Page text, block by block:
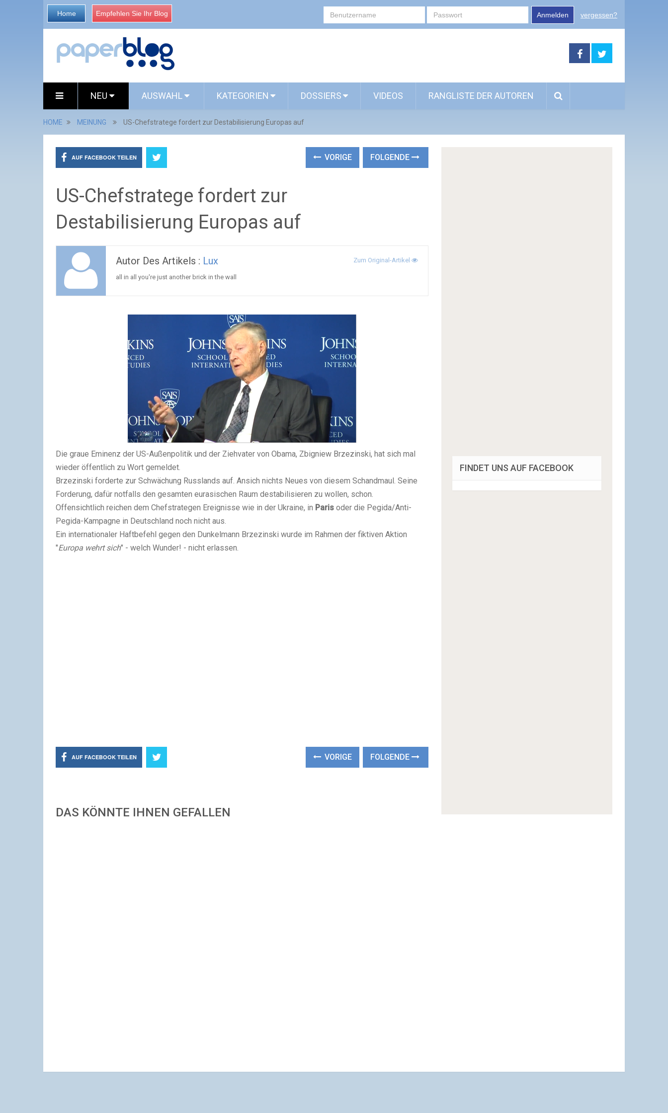
Home Empfehlen Sie Ihr Blog Anmelden vergessen?
NEU AUSWAHL KATEGORIEN DOSSIERS VIDEOS RANGLISTE DER AUTOREN
HOME MEINUNG US-Chefstratege fordert zur Destabilisierung Europas auf
AUF FACEBOOK TEILEN VORIGE FOLGENDE
US-Chefstratege fordert zur
Destabilisierung Europas auf
Autor Des Artikels : Lux Zum Original-Artikel
all in all you're just another brick in the wall
Die graue Eminenz der US-Außenpolitik und der Ziehvater von Obama, Zbigniew Brzezinski, hat sich mal
wieder öffentlich zu Wort gemeldet.
Brzezinski forderte zur Schwächung Russlands auf. Ansich nichts Neues von diesem Schandmaul. Seine
Forderung, dafür notfalls den gesamten eurasischen Raum destabilisieren zu wollen, schon.
Offensichtlich reichen dem Chefstrategen Ereignisse wie in der Ukraine, in Paris oder die Pegida/Anti-
Pegida-Kampagne in Deutschland noch nicht aus.
Ein internationaler Haftbefehl gegen den Dunkelmann Brzezinski wurde im Rahmen der fiktiven Aktion
"Europa wehrt sich" - welch Wunder! - nicht erlassen.
AUF FACEBOOK TEILEN VORIGE FOLGENDE
DAS KÖNNTE IHNEN GEFALLEN
FINDET UNS AUF FACEBOOK